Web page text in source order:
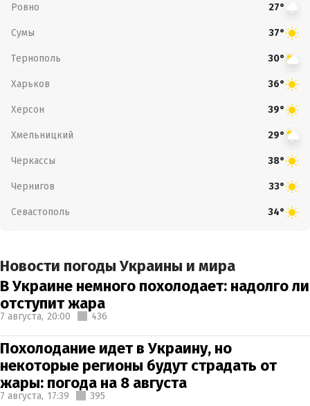
Ровно 27°
Сумы 37°
Тернополь 30°
Харьков 36°
Херсон 39°
Хмельницкий 29°
Черкассы 38°
Чернигов 33°
Севастополь 34°
Новости погоды Украины и мира
В Украине немного похолодает: надолго ли
отступит жара
7 августа, 20:00 436
Похолодание идет в Украину, но
некоторые регионы будут страдать от
жары: погода на 8 августа
7 августа, 17:39 395